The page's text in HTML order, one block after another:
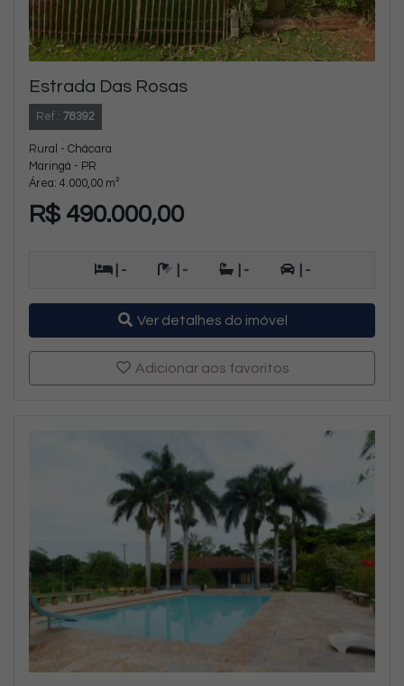
Estrada Das Rosas
Ref.: 78392
Rural - Chácara
Maringá - PR
Área: 4.000,00 m²
R$ 490.000,00
| - | - | - | -
Ver detalhes do imóvel
Adicionar aos favoritos